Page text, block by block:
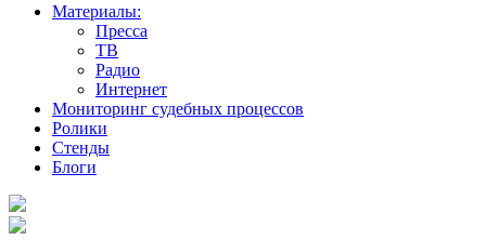
Материалы:
Пресса
ТВ
Радио
Интернет
Мониторинг судебных процессов
Ролики
Стенды
Блоги